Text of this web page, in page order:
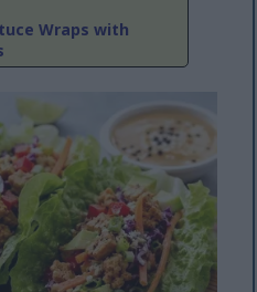
Wraps with